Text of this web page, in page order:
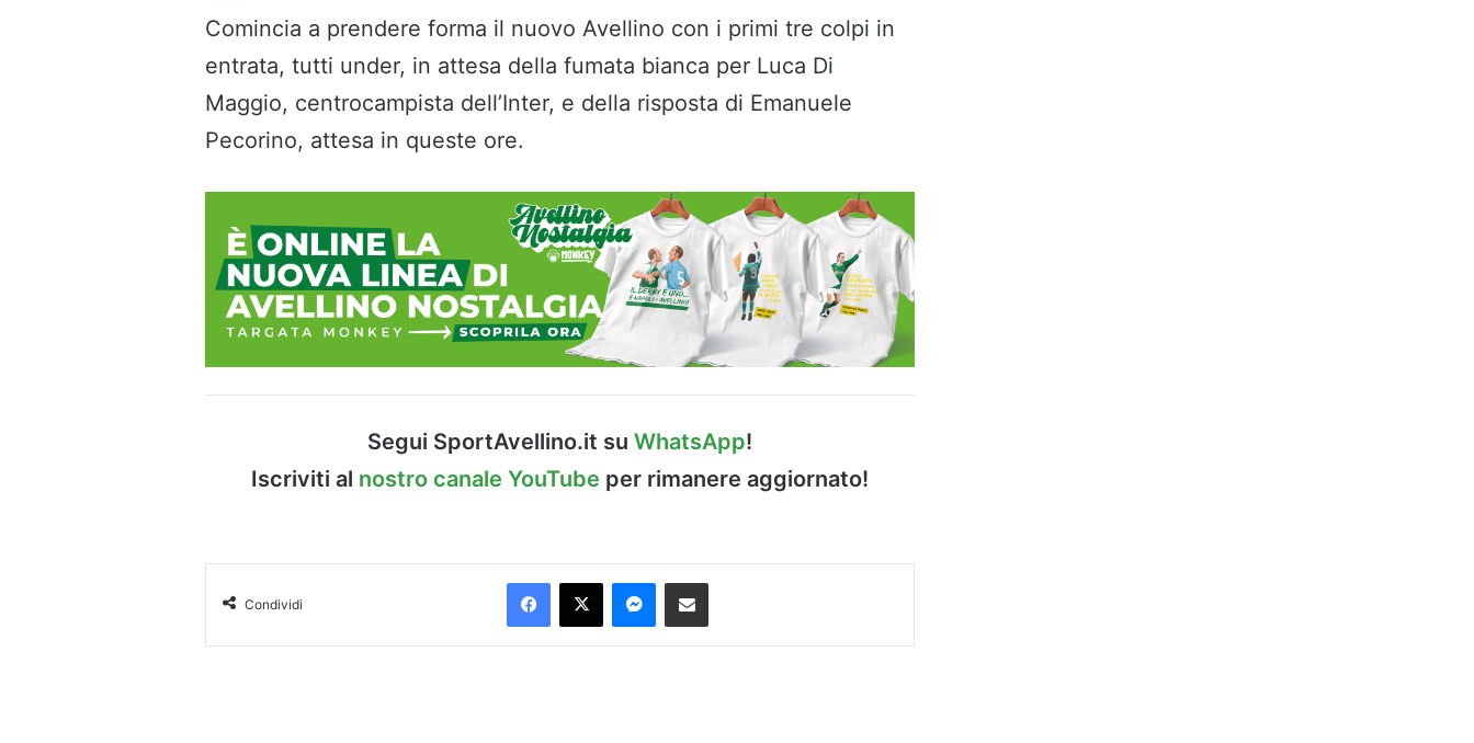
Comincia a prendere forma il nuovo Avellino con i primi tre colpi in
entrata, tutti under, in attesa della fumata bianca per Luca Di
Maggio, centrocampista dell’Inter, e della risposta di Emanuele
Pecorino, attesa in queste ore.
Segui SportAvellino.it su WhatsApp!
Iscriviti al nostro canale YouTube per rimanere aggiornato!
Condividi
Facebook
X Messenger
Condividi via Email